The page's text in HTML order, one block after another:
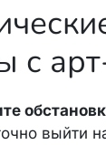
с
выйти